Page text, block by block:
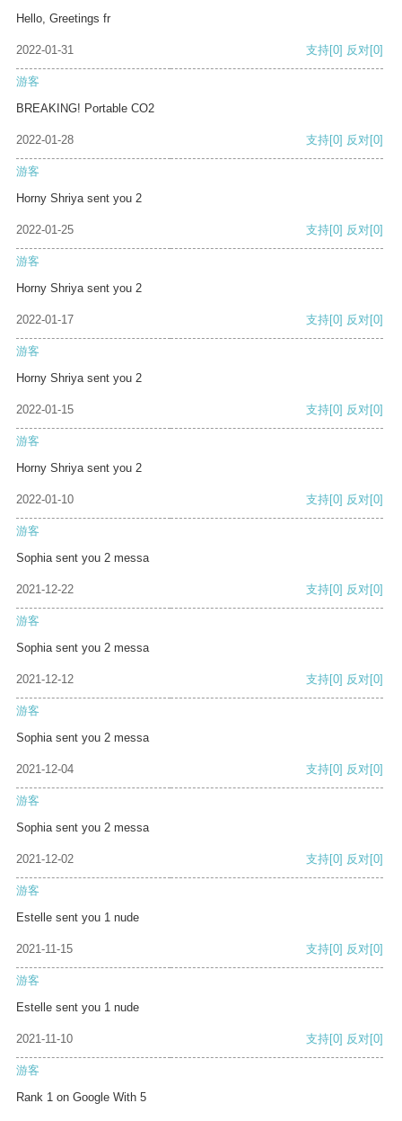
Hello, Greetings fr
2022-01-31 支持[0] 反对[0]
游客
BREAKING! Portable CO2
2022-01-28 支持[0] 反对[0]
游客
Horny Shriya sent you 2
2022-01-25 支持[0] 反对[0]
游客
Horny Shriya sent you 2
2022-01-17 支持[0] 反对[0]
游客
Horny Shriya sent you 2
2022-01-15 支持[0] 反对[0]
游客
Horny Shriya sent you 2
2022-01-10 支持[0] 反对[0]
游客
Sophia sent you 2 messa
2021-12-22 支持[0] 反对[0]
游客
Sophia sent you 2 messa
2021-12-12 支持[0] 反对[0]
游客
Sophia sent you 2 messa
2021-12-04 支持[0] 反对[0]
游客
Sophia sent you 2 messa
2021-12-02 支持[0] 反对[0]
游客
Estelle sent you 1 nude
2021-11-15 支持[0] 反对[0]
游客
Estelle sent you 1 nude
2021-11-10 支持[0] 反对[0]
游客
Rank 1 on Google With 5